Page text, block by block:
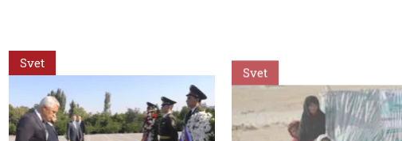
Svet Svet